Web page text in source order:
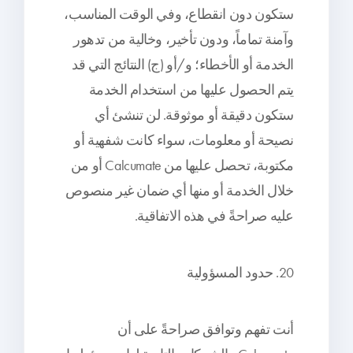
ستكون دون انقطاع، وفي الوقت المناسب،
وآمنة تماماً، ودون تأخير، وخالية من تدهور
الخدمة أو الأخطاء؛ و/أو (ج) النتائج التي قد
يتم الحصول عليها من استخدام الخدمة
ستكون دقيقة أو موثوقة. لن تنشئ أي
نصيحة أو معلومات، سواء كانت شفهية أو
مكتوبة، تحصل عليها من Calcumate أو من
خلال الخدمة أو منها أي ضمان غير منصوص
عليه صراحةً في هذه الاتفاقية.
20. حدود المسؤولية
أنت تفهم وتوافق صراحةً على أن